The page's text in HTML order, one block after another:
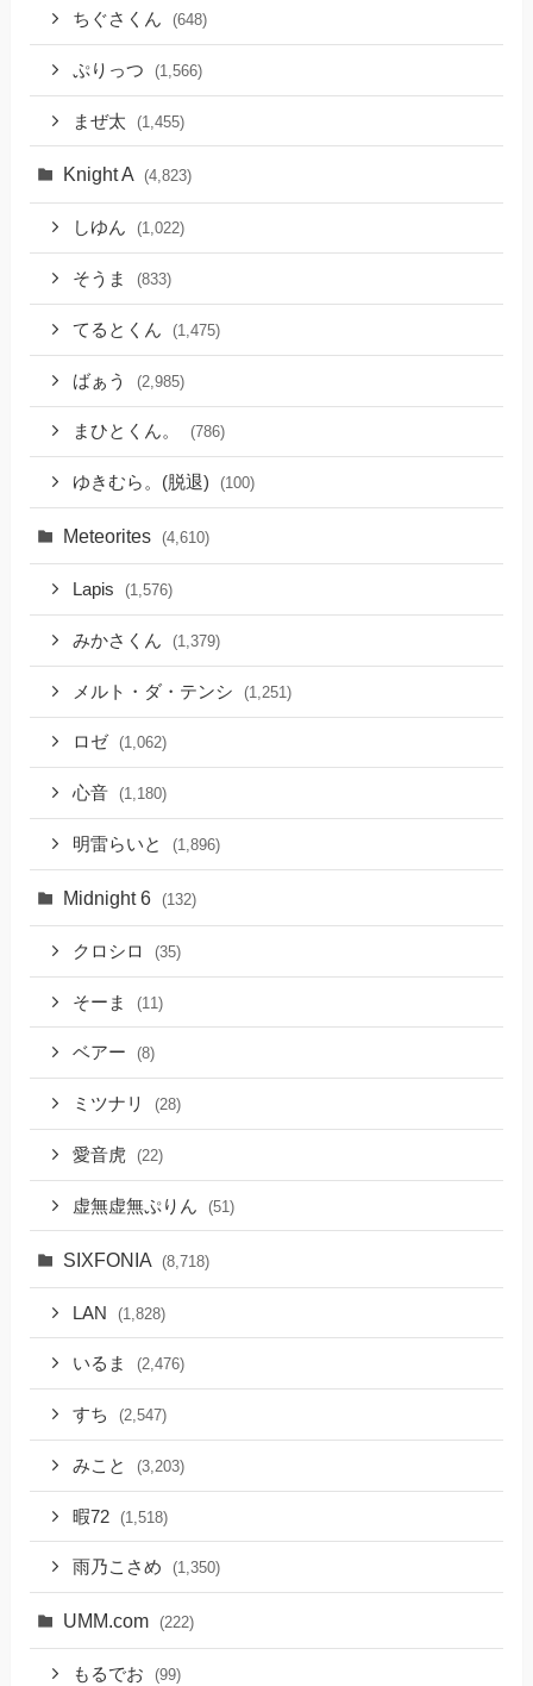
ちぐさくん (648)
ぷりっつ (1,566)
まぜ太 (1,455)
Knight A (4,823)
しゆん (1,022)
そうま (833)
てるとくん (1,475)
ばぁう (2,985)
まひとくん。 (786)
ゆきむら。(脱退) (100)
Meteorites (4,610)
Lapis (1,576)
みかさくん (1,379)
メルト・ダ・テンシ (1,251)
ロゼ (1,062)
心音 (1,180)
明雷らいと (1,896)
Midnight 6 (132)
クロシロ (35)
そーま (11)
ベアー (8)
ミツナリ (28)
愛音虎 (22)
虚無虚無ぷりん (51)
SIXFONIA (8,718)
LAN (1,828)
いるま (2,476)
すち (2,547)
みこと (3,203)
暇72 (1,518)
雨乃こさめ (1,350)
UMM.com (222)
もるでお (99)